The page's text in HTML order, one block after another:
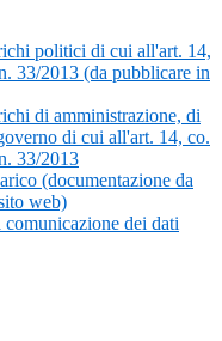
politici di cui all'art. 14,
33/2013 (da pubblicare in
di amministrazione, di
di cui all'art. 14, co.
33/2013
(documentazione da
web)
comunicazione dei dati